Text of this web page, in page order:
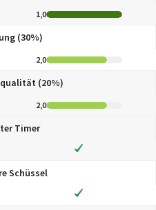
1,0
(30%)
2,0
(20%)
2,0
Timer
Schüssel